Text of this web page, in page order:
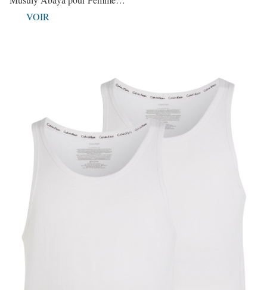
VOIR